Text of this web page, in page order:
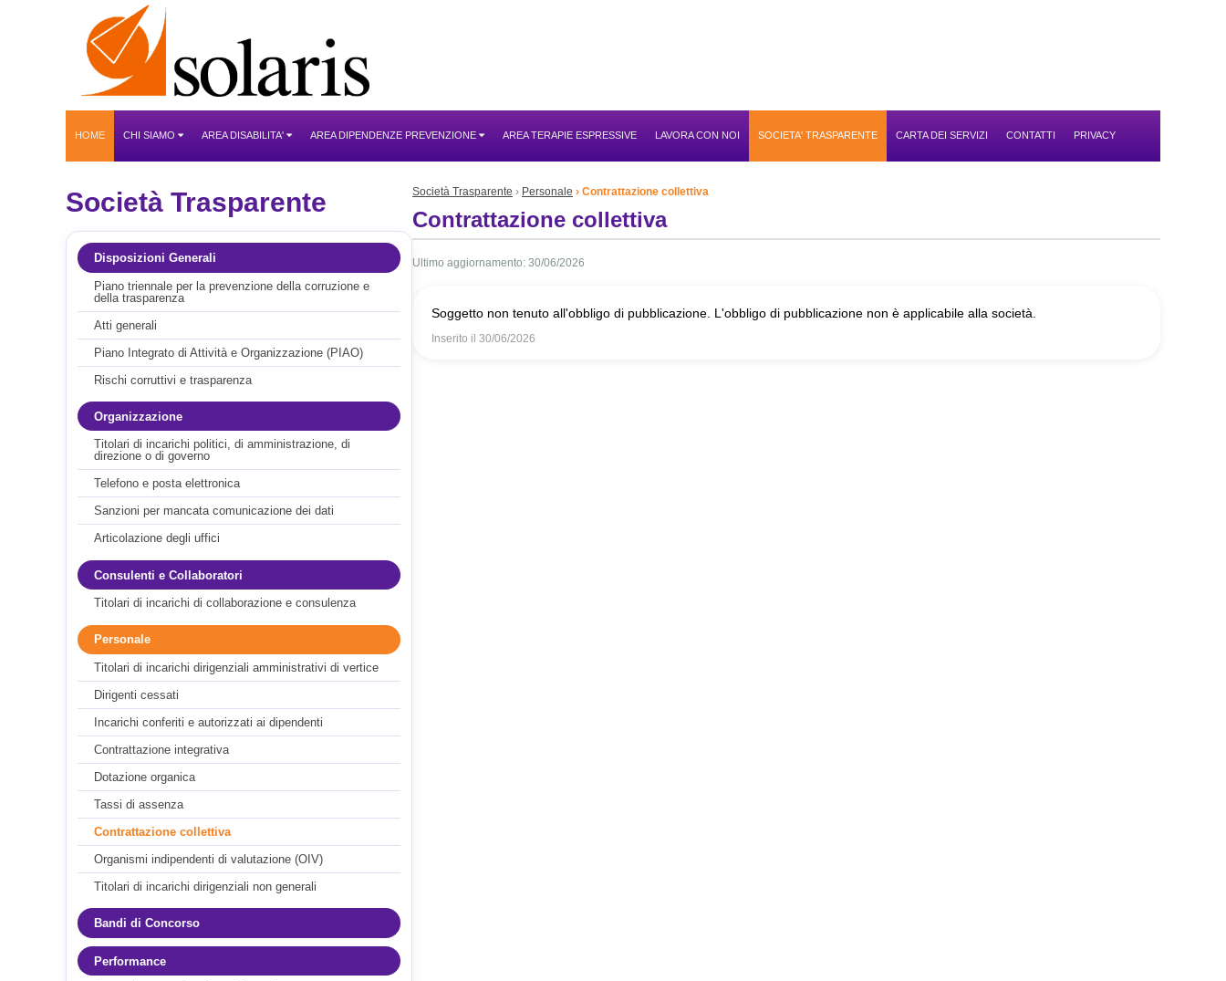
HOME CHI SIAMO AREA DISABILITA' AREA DIPENDENZE PREVENZIONE AREA TERAPIE ESPRESSIVE LAVORA CON NOI SOCIETA' TRASPARENTE CARTA DEI SERVIZI CONTATTI PRIVACY
Società Trasparente
Disposizioni Generali
Piano triennale per la prevenzione della corruzione e
della trasparenza
Atti generali
Piano Integrato di Attività e Organizzazione (PIAO)
Rischi corruttivi e trasparenza
Organizzazione
Titolari di incarichi politici, di amministrazione, di
direzione o di governo
Telefono e posta elettronica
Sanzioni per mancata comunicazione dei dati
Articolazione degli uffici
Consulenti e Collaboratori
Titolari di incarichi di collaborazione e consulenza
Personale
Titolari di incarichi dirigenziali amministrativi di vertice
Dirigenti cessati
Incarichi conferiti e autorizzati ai dipendenti
Contrattazione integrativa
Dotazione organica
Tassi di assenza
Contrattazione collettiva
Organismi indipendenti di valutazione (OIV)
Titolari di incarichi dirigenziali non generali
Bandi di Concorso
Performance
Società Trasparente Personale Contrattazione collettiva
Contrattazione collettiva
Ultimo aggiornamento: 30/06/2026
Soggetto non tenuto all'obbligo di pubblicazione. L'obbligo di pubblicazione non è applicabile alla società.
Inserito il 30/06/2026